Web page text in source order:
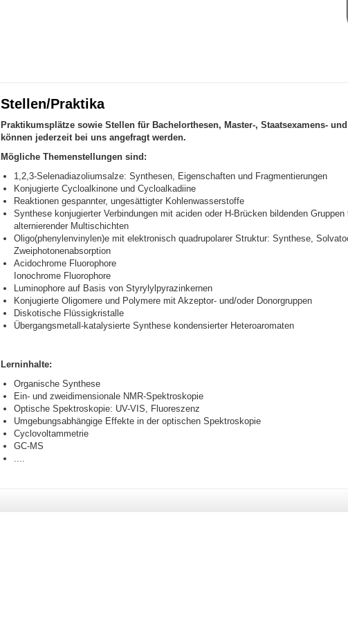
Stellen/Praktika
Praktikumsplätze sowie Stellen für Bachelorthesen, Master-, Staatsexamens-
können jederzeit bei uns angefragt werden.
Mögliche Themenstellungen sind:
1,2,3-Selenadiazoliumsalze: Synthesen, Eigenschaften und Fragmentierungen
Konjugierte Cycloalkinone und Cycloalkadiine
Reaktionen gespannter, ungesättigter Kohlenwasserstoffe
Synthese konjugierter Verbindungen mit aciden oder H-Brücken bildenden Gruppen
alternierender Multischichten
Oligo(phenylenvinylen)e mit elektronisch quadrupolarer Struktur: Synthese,
Zweiphotonenabsorption
Acidochrome Fluorophore
Ionochrome Fluorophore
Luminophore auf Basis von Styrylylpyrazinkernen
Konjugierte Oligomere und Polymere mit Akzeptor- und/oder Donorgruppen
Diskotische Flüssigkristalle
Übergangsmetall-katalysierte Synthese kondensierter Heteroaromaten
Lerninhalte:
Organische Synthese
Ein- und zweidimensionale NMR-Spektroskopie
Optische Spektroskopie: UV-VIS, Fluoreszenz
Umgebungsabhängige Effekte in der optischen Spektroskopie
Cyclovoltammetrie
GC-MS
....